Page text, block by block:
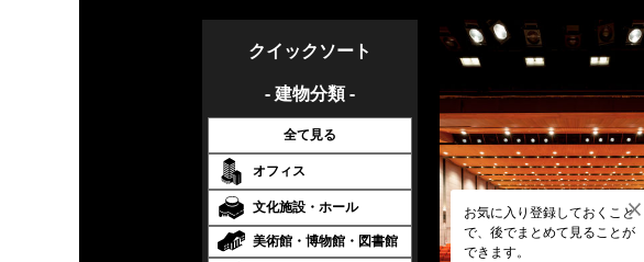
クイックソート
- 建物分類 -
全て見る
オフィス
文化施設・ホール
美術館・博物館・図書館
お気に入り登録しておくこと
で、後でまとめて見ることが
できます。